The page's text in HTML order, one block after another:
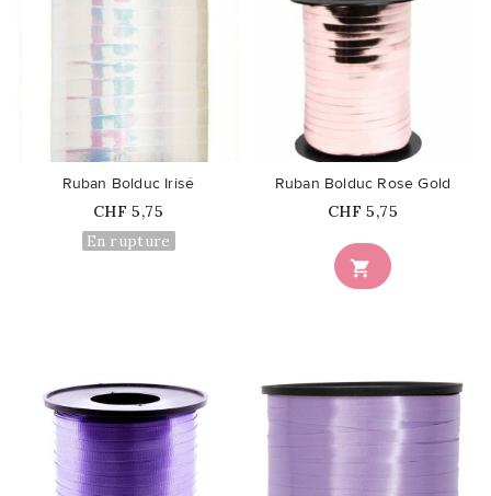
Ruban Bolduc Irisé
Prix
CHF 5,75
En rupture

Ruban Bolduc Rose Gold
Prix
CHF 5,75